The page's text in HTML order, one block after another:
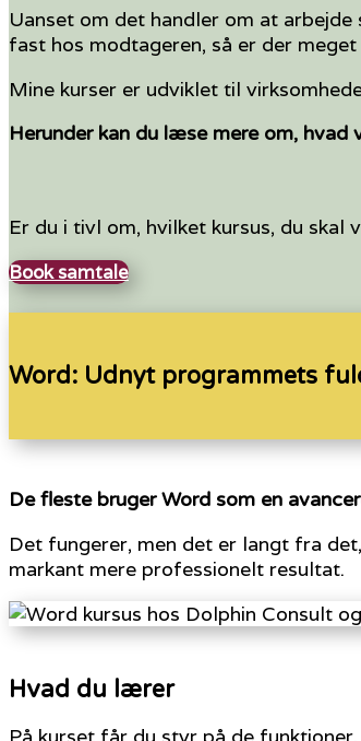
Uanset om det handler om at
fast hos modtageren, så er der
Mine kurser er udviklet til
Herunder kan du læse mere om,
Er du i tivl om, hvilket kursus, du
Book samtale
Word: Udnyt programmets
De fleste bruger Word som en
Det fungerer, men det er langt fra
markant mere professionelt resultat.
Hvad du lærer